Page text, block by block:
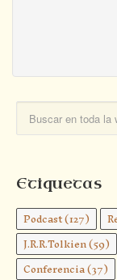
Etiquetas
Podcast(127)
J.R.R.Tolkien(59)
Conferencia(37)